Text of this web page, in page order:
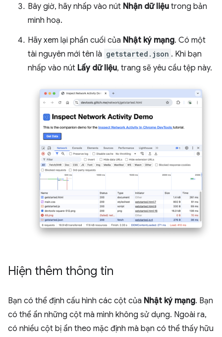
Bây giờ, hãy nhấp vào nút Nhận dữ liệu trong bản
minh hoạ.
Hãy xem lại phần cuối của Nhật ký mạng. Có một
tài nguyên mới tên là getstarted.json . Khi bạn
nhấp vào nút Lấy dữ liệu, trang sẽ yêu cầu tệp này.
Hiện thêm thông tin
Bạn có thể định cấu hình các cột của Nhật ký mạng. Bạn
có thể ẩn những cột mà mình không sử dụng. Ngoài ra,
có nhiều cột bị ẩn theo mặc định mà bạn có thể thấy hữu